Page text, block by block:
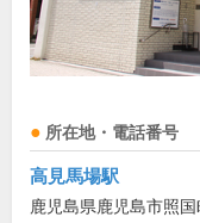
所在地・電話番号
高見馬場駅
鹿児島県鹿児島市照